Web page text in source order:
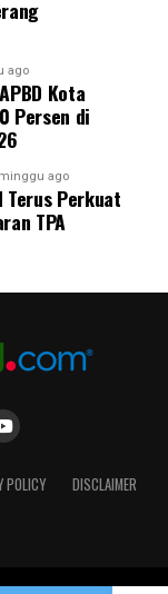
ago
Kota
Persen di
ago
Terus Perkuat
TPA
POLICY
DISCLAIMER